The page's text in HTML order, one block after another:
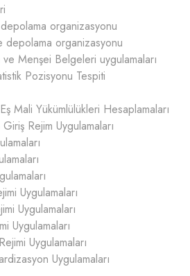
organizasyonu
depolama organizasyonu
Menşei Belgeleri uygulamaları
Pozisyonu Tespiti
Mali Yükümlülükleri Hesaplamaları
Rejim Uygulamaları
Uygulamaları
Uygulamaları
Uygulamaları
Uygulamaları
Uygulamaları